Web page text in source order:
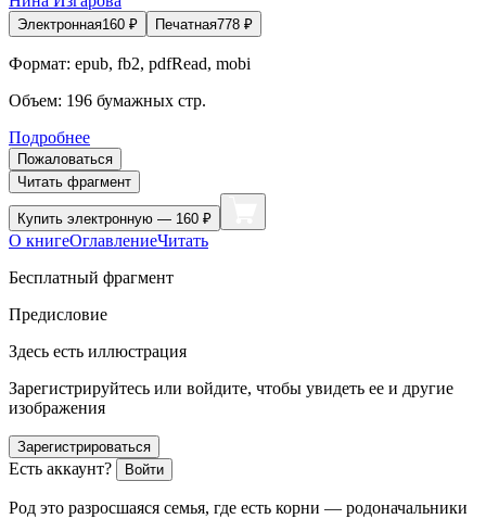
Электронная160 ₽ Печатная778 ₽
Формат: epub, fb2, pdfRead, mobi
Объем: 196 бумажных стр.
Подробнее
Пожаловаться
Читать фрагмент
Купить электронную — 160 ₽
О книгеОглавлениеЧитать
Бесплатный фрагмент
Предисловие
Здесь есть иллюстрация
Зарегистрируйтесь или войдите, чтобы увидеть ее и другие
изображения
Зарегистрироваться
Есть аккаунт? Войти
Род это разросшаяся семья, где есть корни — родоначальники